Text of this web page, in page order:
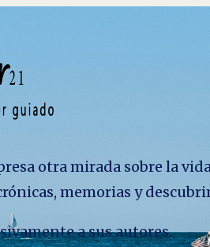
otra mirada sobre la
memorias y
a sus autores.